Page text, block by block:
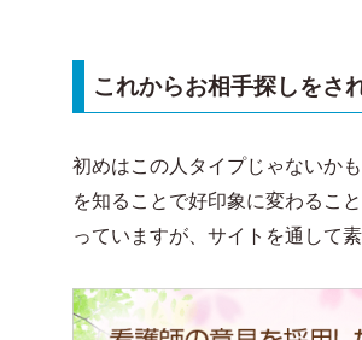
これからお相手探しをさ
初めはこの人タイプじゃないか
を知ることで好印象に変わるこ
っていますが、サイトを通して